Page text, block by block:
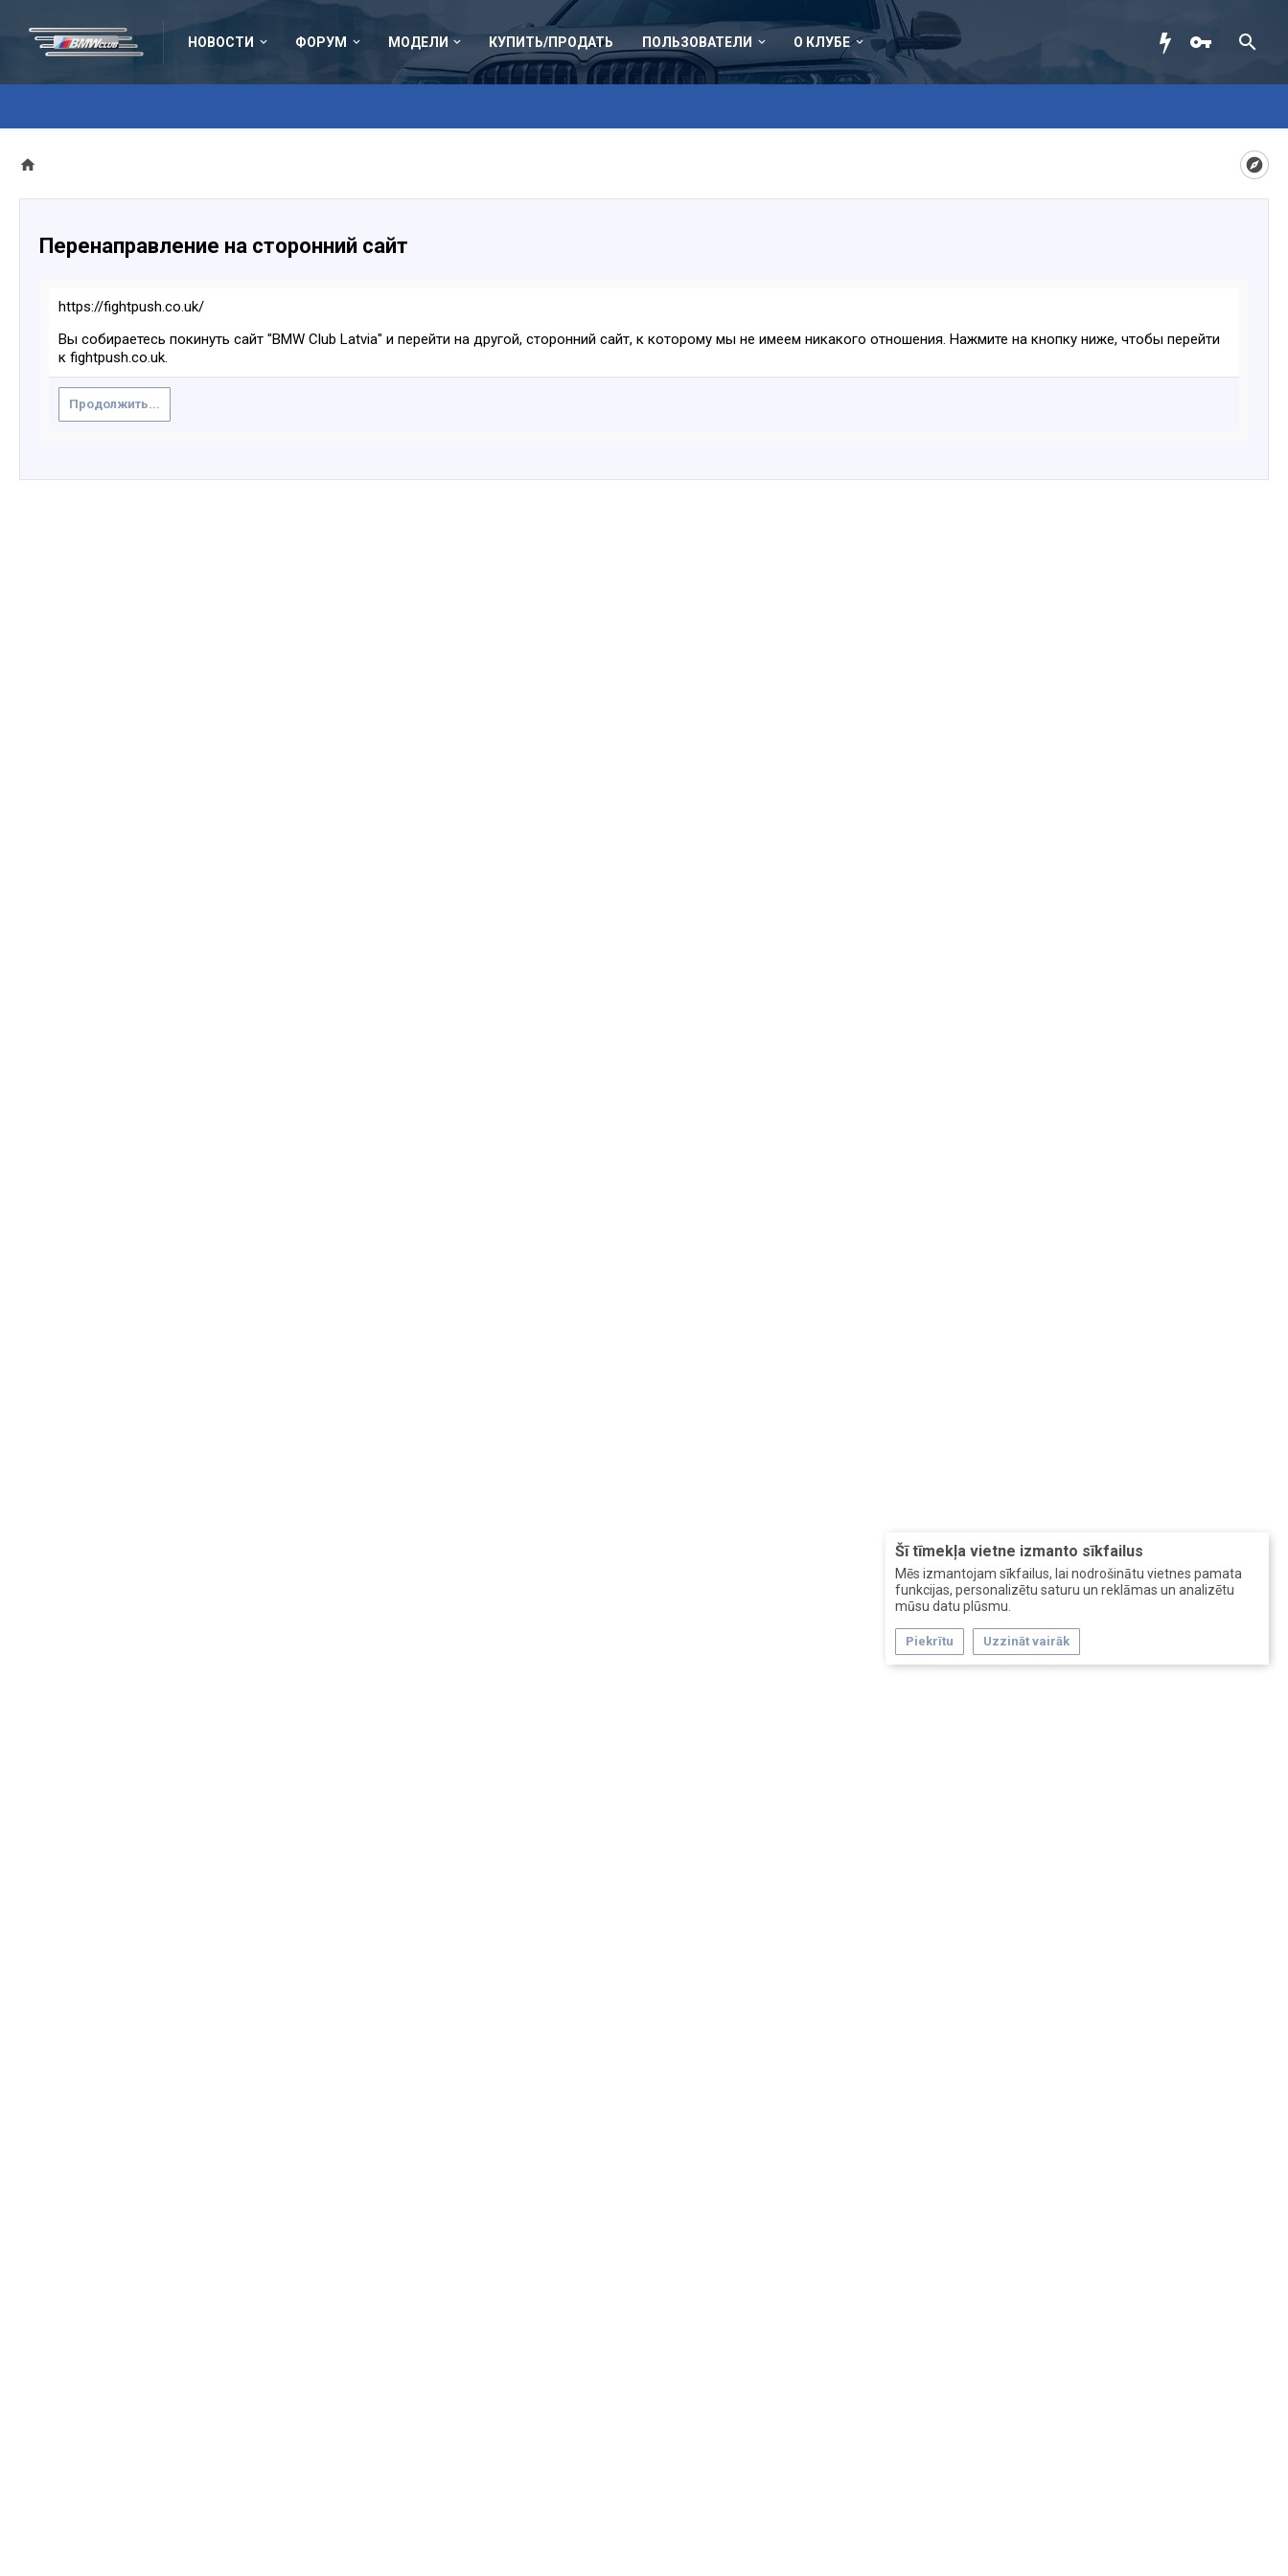
НОВОСТИ ФОРУМ МОДЕЛИ КУПИТЬ/ПРОДАТЬ ПОЛЬЗОВАТЕЛИ О КЛУБЕ
Šī tīmekļa vietne izmanto sīkfailus
Mēs izmantojam sīkfailus, lai nodrošinātu vietnes pamata
funkcijas, personalizētu saturu un reklāmas un analizētu
mūsu datu plūsmu.
Piekrītu Uzzināt vairāk
Перенаправление на сторонний сайт
https://fightpush.co.uk/
Вы собираетесь покинуть сайт "BMW Club Latvia" и перейти на другой, сторонний сайт, к которому мы не имеем никакого отношения. Нажмите на кнопку ниже, чтобы перейти
к fightpush.co.uk.
Продолжить...